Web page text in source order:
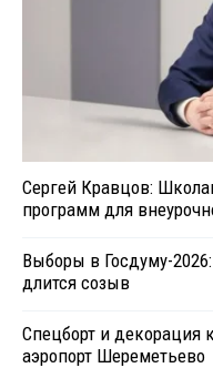
Сергей Кравцов:
программ для
Выборы в Госдуму-
длится созыв
Спецборт и декорация
аэропорт Шереметьево